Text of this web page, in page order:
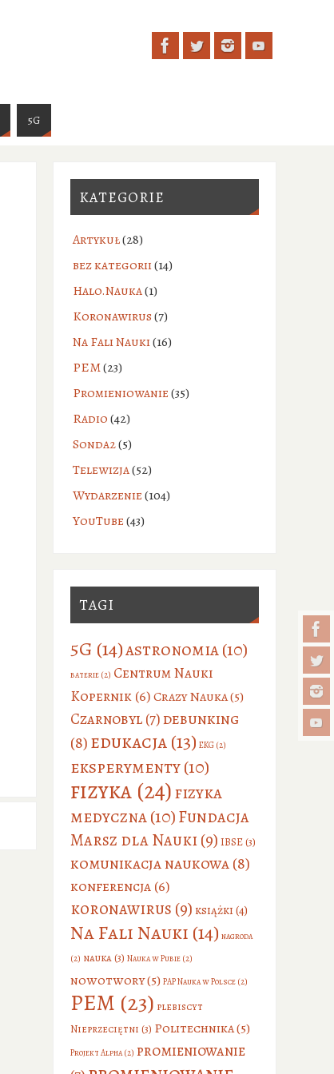
5G
KATEGORIE
Artykuł(28)
bez kategorii(14)
Halo.Nauka(1)
Koronawirus(7)
Na Fali Nauki(16)
PEM(23)
Promieniowanie(35)
Radio(42)
Sonda2(5)
Telewizja(52)
Wydarzenie(104)
YouTube(43)
TAGI
5G (14)astronomia(10)
baterie(2) Centrum Nauki
Kopernik(6)Crazy Nauka(5)
Czarnobyl(7)debunking
(8)edukacja(13) EKG(2)
eksperymenty(10)
fizyka(24)fizyka
medyczna(10)Fundacja
Marsz dla Nauki(9) IBSE(3)
komunikacja naukowa(8)
konferencja(6)
koronawirus (9) książki (4)
Na Fali Nauki (14) nagroda
(2) nauka(3) Nauka w Pubie(2)
nowotwory(5) PAP Nauka w Polsce(2)
PEM (23) plebiscyt
Nieprzeciętni (3) Politechnika(5)
Projekt Alpha(2) promieniowanie